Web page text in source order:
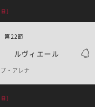
]
ルヴィエール
22節
・アレナ
]